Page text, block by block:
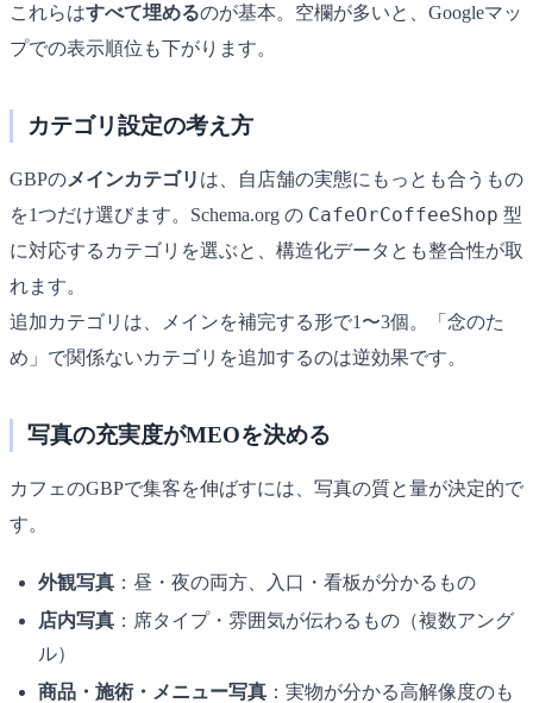
これらはすべて埋めるのが基本。空欄が多いと、Googleマッ
プでの表示順位も下がります。
カテゴリ設定の考え方
GBPのメインカテゴリ は、自店舗の実態にもっとも合うもの
を1つだけ選びます。Schema.org の CafeOrCoffeeShop 型
に対応するカテゴリを選ぶと、構造化データとも整合性が取
れます。
追加カテゴリは、メインを補完する形で1〜3個。「念のた
め」で関係ないカテゴリを追加するのは逆効果です。
写真の充実度がMEOを決める
カフェのGBPで集客を伸ばすには、写真の質と量が決定的で
す。
外観写真 ：昼・夜の両方、入口・看板が分かるもの
店内写真 ：席タイプ・雰囲気が伝わるもの（複数アング
ル）
商品・施術・メニュー写真 ：実物が分かる高解像度のも